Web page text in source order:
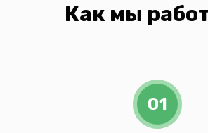
Как мы
01